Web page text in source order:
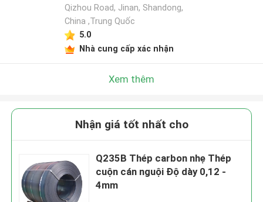
Qizhou Road, Jinan, Shandong,
China ,Trung Quốc
5.0
Nhà cung cấp xác nhận
Xem thêm
Nhận giá tốt nhất cho
Q235B Thép carbon nhẹ Thép
cuộn cán nguội Độ dày 0,12 -
4mm